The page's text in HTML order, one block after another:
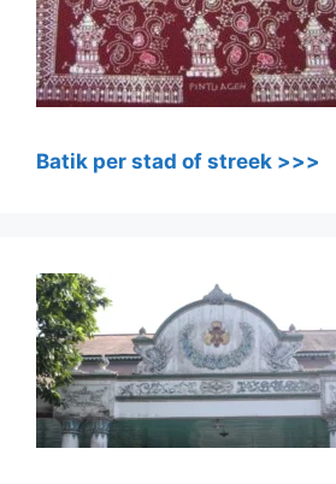
Batik per stad of streek >>>